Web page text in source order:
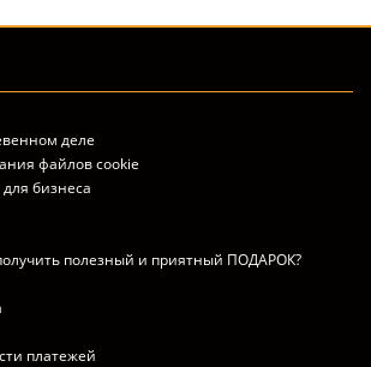
деле
файлов cookie
бизнеса
полезный и приятный ПОДАРОК?
платежей